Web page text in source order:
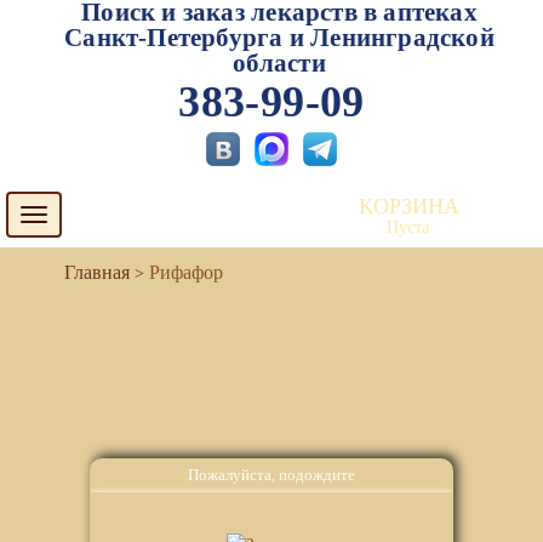
Пожалуйста, подождите
Поиск и заказ лекарств в аптеках
Санкт-Петербурга и Ленинградской
области
383-99-09
Toggle
navigation
КОРЗИНА
Пуста
Рифафор